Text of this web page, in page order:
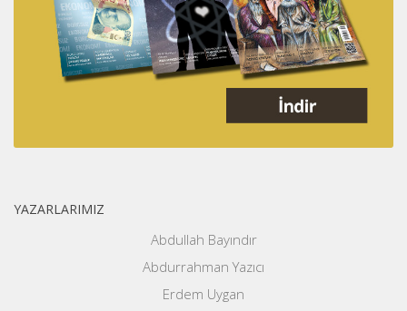
YAZARLARIMIZ
Abdullah Bayındır
Abdurrahman Yazıcı
Erdem Uygan